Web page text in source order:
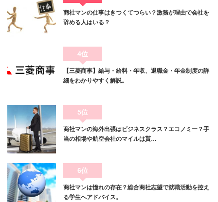
商社マンの仕事はきつくてつらい？激務が理由で会社を
辞める人はいる？
4位
【三菱商事】給与・給料・年収、退職金・年金制度の詳
細をわかりやすく解説。
5位
商社マンの海外出張はビジネスクラス？エコノミー？手
当の相場や航空会社のマイルは貰…
6位
商社マンは憧れの存在？総合商社志望で就職活動を控え
る学生へアドバイス。